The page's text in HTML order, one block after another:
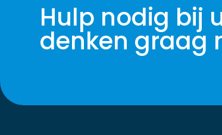
Hulp nodig bij
denken graag